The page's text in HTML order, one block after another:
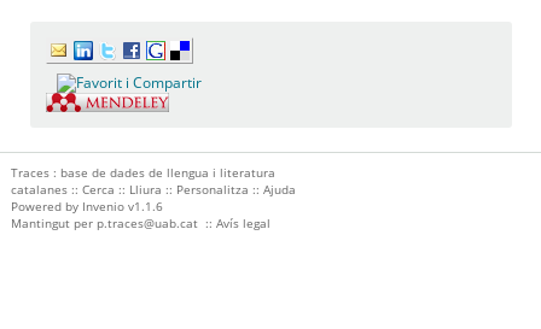
Traces : base de dades de llengua i literatura
catalanes :: Cerca :: Lliura :: Personalitza :: Ajuda
Powered by Inveniov1.1.6
Mantingut per p.traces@uab.cat:: Avís legal